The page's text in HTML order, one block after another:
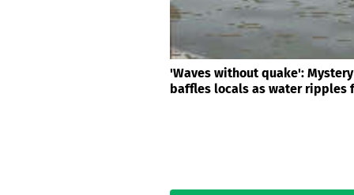
'Waves without quake':
baffles locals as water ripples